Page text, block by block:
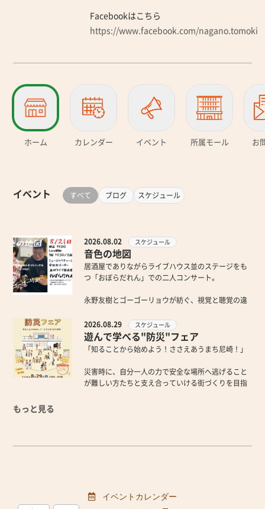
Facebookはこちら
https://www.facebook.com/nagano.tomoki
ホーム カレンダー イベント 所属モール お
イベント すべて ブログ スケジュール
2026.08.02 スケジュール
音色の地図
居酒屋でありながらライブハウス並のステージをも
つ「おぼらだれん」での二人コンサート。
永野友樹とゴーゴーリョウが紡ぐ、視覚と聴覚の違
テージ ’やさしい音の地図’ をご覧ください♬
問い合わせページから、
・参加者氏名
・参加人数
をご連絡いただくか、お店に直接ご予約いただける
とありがたいです♥
2026.08.29 スケジュール
遊んで学べる"防災"フェア
「知ることから始めよう！ささえあうまち尼崎！」
災害時に、自分一人の力で安全な場所へ逃げること
が難しい方たちと支え合っていける街づくりを目指
もっと見る